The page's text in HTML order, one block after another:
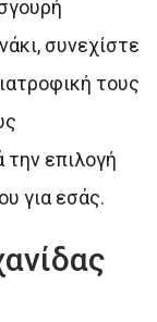
συνεχίστε
τους
επιλογή
για εσάς.